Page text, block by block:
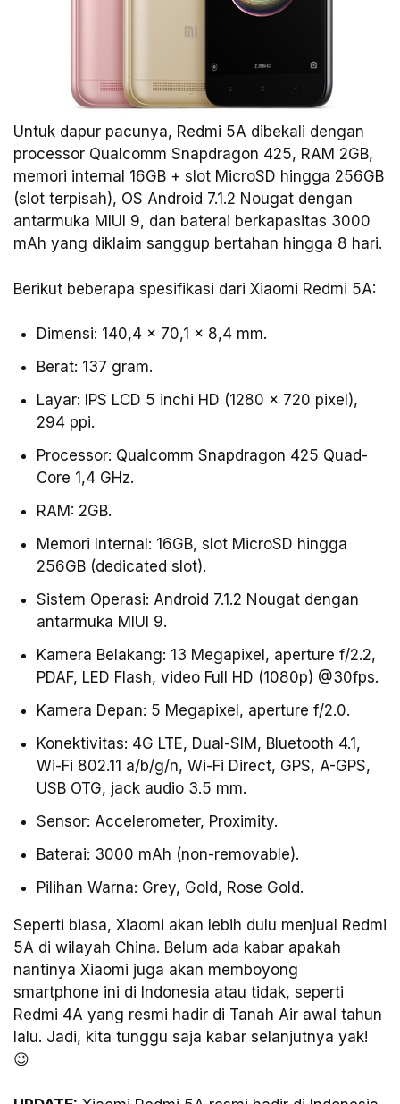
Untuk dapur pacunya, Redmi 5A dibekali dengan
processor Qualcomm Snapdragon 425, RAM 2GB,
memori internal 16GB + slot MicroSD hingga 256GB
(slot terpisah), OS Android 7.1.2 Nougat dengan
antarmuka MIUI 9, dan baterai berkapasitas 3000
mAh yang diklaim sanggup bertahan hingga 8 hari.
Berikut beberapa spesifikasi dari Xiaomi Redmi 5A:
Dimensi: 140,4 x 70,1 x 8,4 mm.
Berat: 137 gram.
Layar: IPS LCD 5 inchi HD (1280 x 720 pixel),
294 ppi.
Processor: Qualcomm Snapdragon 425 Quad-
Core 1,4 GHz.
RAM: 2GB.
Memori Internal: 16GB, slot MicroSD hingga
256GB (dedicated slot).
Sistem Operasi: Android 7.1.2 Nougat dengan
antarmuka MIUI 9.
Kamera Belakang: 13 Megapixel, aperture f/2.2,
PDAF, LED Flash, video Full HD (1080p) @30fps.
Kamera Depan: 5 Megapixel, aperture f/2.0.
Konektivitas: 4G LTE, Dual-SIM, Bluetooth 4.1,
Wi-Fi 802.11 a/b/g/n, Wi-Fi Direct, GPS, A-GPS,
USB OTG, jack audio 3.5 mm.
Sensor: Accelerometer, Proximity.
Baterai: 3000 mAh (non-removable).
Pilihan Warna: Grey, Gold, Rose Gold.
Seperti biasa, Xiaomi akan lebih dulu menjual Redmi
5A di wilayah China. Belum ada kabar apakah
nantinya Xiaomi juga akan memboyong
smartphone ini di Indonesia atau tidak, seperti
Redmi 4A yang resmi hadir di Tanah Air awal tahun
lalu. Jadi, kita tunggu saja kabar selanjutnya yak!
😉